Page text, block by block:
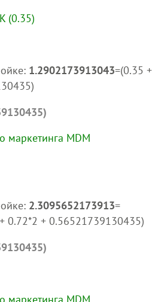
(0.35)
1.2902173913043=(0.35 +
маркетинга MDM
2.3095652173913=
0.72*2 + 0.56521739130435)